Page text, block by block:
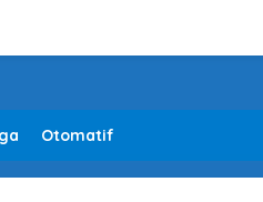
Otomatif